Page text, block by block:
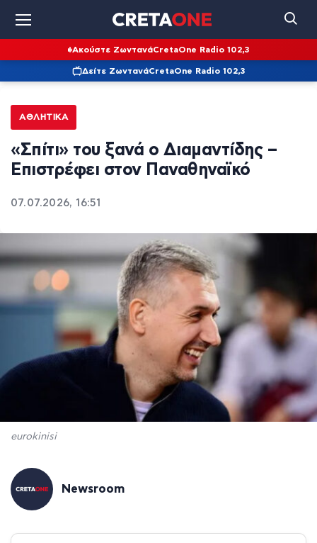
Ακούστε ΖωντανάCretaOne Radio 102,3
Δείτε ΖωντανάCretaOne Radio 102,3
ΑΘΛΗΤΙΚΆ
«Σπίτι» του ξανά ο Διαμαντίδης –
Επιστρέφει στον Παναθηναϊκό
07.07.2026, 16:51
eurokinisi
Newsroom